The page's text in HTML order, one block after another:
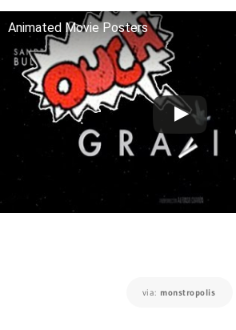
Animated Movie Posters
via: monstropolis